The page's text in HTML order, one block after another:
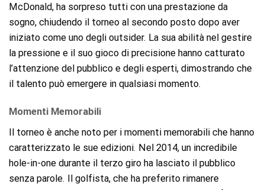
McDonald, ha sorpreso tutti con una prestazione da
sogno, chiudendo il torneo al secondo posto dopo aver
iniziato come uno degli outsider. La sua abilità nel gestire
la pressione e il suo gioco di precisione hanno catturato
l’attenzione del pubblico e degli esperti, dimostrando che
il talento può emergere in qualsiasi momento.
Momenti Memorabili
Il torneo è anche noto per i momenti memorabili che hanno
caratterizzato le sue edizioni. Nel 2014, un incredibile
hole-in-one durante il terzo giro ha lasciato il pubblico
senza parole. Il golfista, che ha preferito rimanere